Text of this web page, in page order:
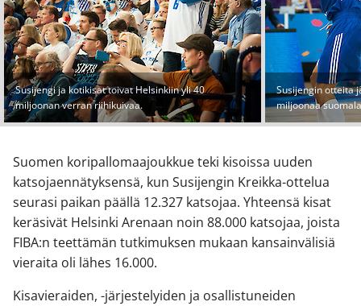
Susijengi ja kotikisat toivat Helsinkiin yli 40
miljoonan verran riihikuivaa.
Susijengin otteita
miljoonaa
Suomen koripallomaajoukkue teki kisoissa uuden
katsojaennätyksensä, kun Susijengin Kreikka-ottelua
seurasi paikan päällä 12.327 katsojaa. Yhteensä kisat
keräsivät Helsinki Arenaan noin 88.000 katsojaa, joista
FIBA:n teettämän tutkimuksen mukaan kansainvälisiä
vieraita oli lähes 16.000.
Kisavieraiden, -järjestelyiden ja osallistuneiden